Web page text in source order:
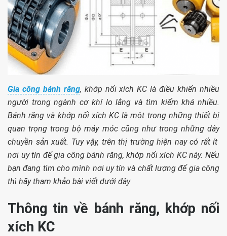
Gia công bánh răng, khớp nối xích KC là điều khiến nhiều
người trong ngành cơ khí lo lắng và tìm kiếm khá nhiều.
Bánh răng và khớp nối xích KC là một trong những thiết bị
quan trọng trong bộ máy móc cũng như trong những dây
chuyền sản xuất. Tuy vậy, trên thị trường hiện nay có rất ít
nơi uy tín để gia công bánh răng, khớp nối xích KC này. Nếu
bạn đang tìm cho mình nơi uy tín và chất lượng để gia công
thì hãy tham khảo bài viết dưới đây
Thông tin về bánh răng, khớp nối
xích KC